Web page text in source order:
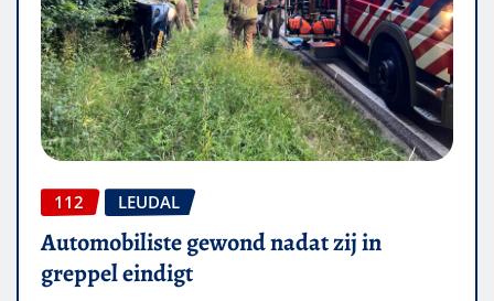
112 LEUDAL
Automobiliste gewond nadat zij in
greppel eindigt